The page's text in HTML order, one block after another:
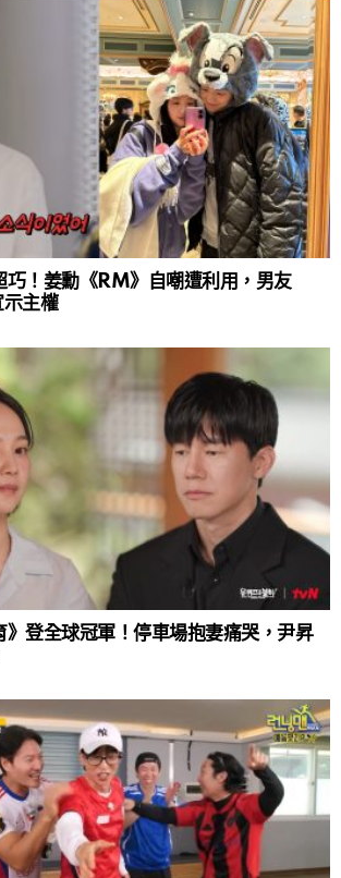
巧！姜勳《RM》自嘲遭利用，男友
主權
》登全球冠軍！停車場抱妻痛哭，尹昇